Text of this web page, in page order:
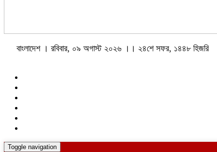
বাংলাদেশ । রবিবার, ০৯ অগাস্ট ২০২৬ ।। ২৪শে সফর, ১৪৪৮ হিজরি
Toggle navigation